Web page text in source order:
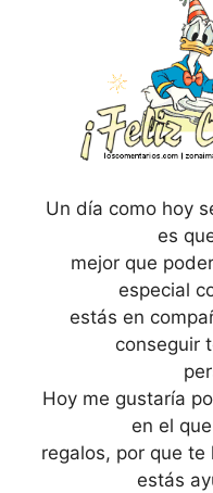
Un día como hoy
es
mejor que
especial
estás en
conseguir
Hoy me gustaría
en el
regalos, por que te
estás